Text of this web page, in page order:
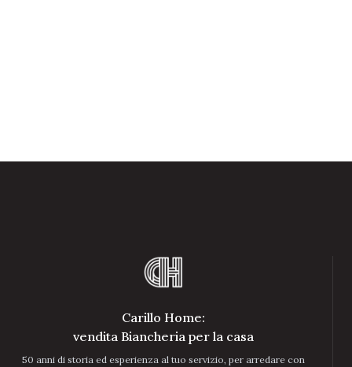
Carillo Home:
vendita Biancheria per la casa
50 anni di storia ed esperienza al tuo servizio, per arredare con